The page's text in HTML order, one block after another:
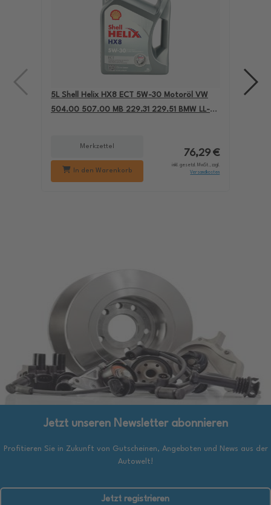
5L Shell Helix HX8 ECT 5W-30 Motoröl VW
504.00 507.00 MB 229.31 229.51 BMW LL-04
Merkzettel
In den Warenkorb
76,29 €
inkl. gesetzl. MwSt., zzgl.
Versandkosten
Jetzt unseren Newsletter abonnieren
Profitieren Sie in Zukunft von Gutscheinen, Angeboten und News aus der
Autowelt!
Jetzt registrieren